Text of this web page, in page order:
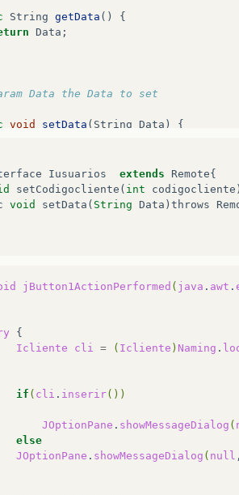
String getData ()
{
Data ;
Data the Data to set
void setData ( String Data )
{
Iusuarios extends Remote{
setCodigocliente ( int codigocliente
void setData ( String Data ) throws
jButton1ActionPerformed ( java . awt .
Icliente
cli = ( Icliente ) Naming .
if ( cli . inserir())
JOptionPane . showMessageDialog (
else
JOptionPane . showMessageDialog ( null